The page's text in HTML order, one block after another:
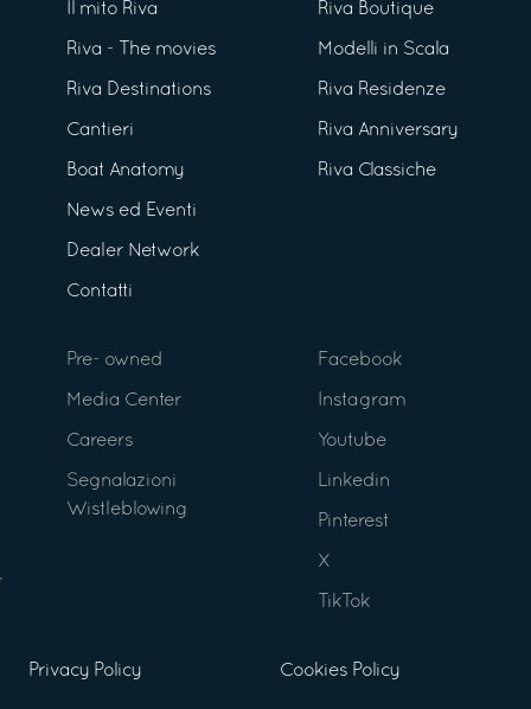
Il mito Riva
Riva - The movies
Riva Destinations
Cantieri
Boat Anatomy
News ed Eventi
Dealer Network
Contatti
Riva Boutique
Modelli in Scala
Riva Residenze
Riva Anniversary
Riva Classiche
Pre- owned
Media Center
Careers
Segnalazioni
Wistleblowing
Facebook
Instagram
Youtube
Linkedin
Pinterest
X
TikTok
Privacy Policy Cookies Policy